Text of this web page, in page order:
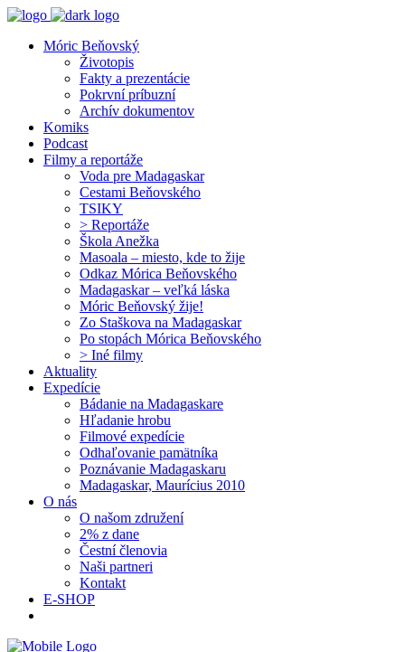
Móric Beňovský
Životopis
Fakty a prezentácie
Pokrvní príbuzní
Archív dokumentov
Komiks
Podcast
Filmy a reportáže
Voda pre Madagaskar
Cestami Beňovského
TSIKY
> Reportáže
Škola Anežka
Masoala – miesto, kde to žije
Odkaz Mórica Beňovského
Madagaskar – veľká láska
Móric Beňovský žije!
Zo Staškova na Madagaskar
Po stopách Mórica Beňovského
> Iné filmy
Aktuality
Expedície
Bádanie na Madagaskare
Hľadanie hrobu
Filmové expedície
Odhaľovanie pamätníka
Poznávanie Madagaskaru
Madagaskar, Maurícius 2010
O nás
O našom združení
2% z dane
Čestní členovia
Naši partneri
Kontakt
E-SHOP